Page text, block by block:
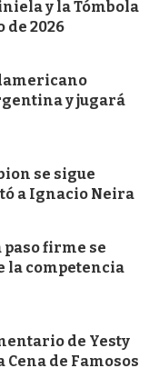
y la Tómbola
de 2026
y jugará
se sigue
a Ignacio Neira
paso firme se
la competencia
de Yesty
de Famosos